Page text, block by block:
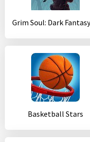
Basketball Stars